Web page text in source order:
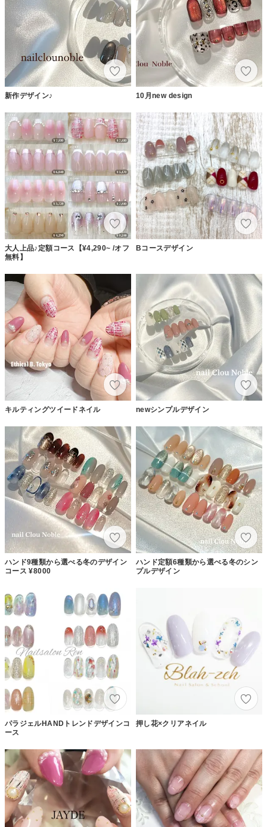
新作デザイン♪ 10月new design
大人上品♪定額コース【¥4,290~ /オフ
無料】
Bコースデザイン
キルティングツイードネイル newシンプルデザイン
ハンド9種類から選べる冬のデザイン
コース ¥8000
ハンド定額6種類から選べる冬のシン
プルデザイン
パラジェルHANDトレンドデザインコ
ース
押し花×クリアネイル